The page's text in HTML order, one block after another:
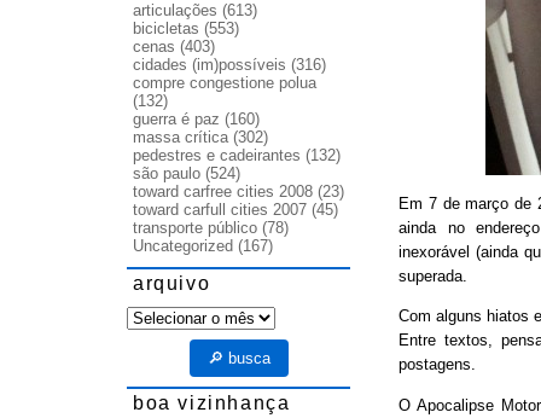
Em 7 de março de
ainda no
inexorável (ainda
superada.
Com alguns hiatos
Entre textos,
postagens.
O Apocalipse
articulações (613)
bicicletas (553)
cenas (403)
cidades (im)possíveis (316)
compre congestione polua
(132)
guerra é paz (160)
massa crítica(302)
pedestres e cadeirantes (132)
são paulo (524)
toward carfree cities 2008 (23)
toward carfull cities 2007 (45)
transporte público (78)
Uncategorized (167)
arquivo
arquivo
🔎 busca
boa vizinhança